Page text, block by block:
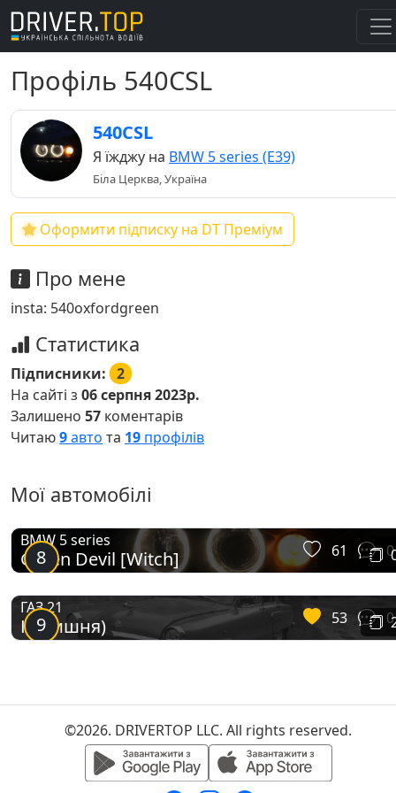
Профіль 540CSL
540CSL
Я їжджу на BMW 5 series (E39)
Біла Церква, Україна
Оформити підписку на DT Преміум
Про мене
insta: 540oxfordgreen
Статистика
Підписники: 2
На сайті з 06 серпня 2023р.
Залишено 57 коментарів
Читаю9авто та 19 профілів
Мої автомобілі
8
BMW 5 series
Green Devil [Witch] 61 0
9
ГАЗ 21
Колишня) 53 0
©2026. DRIVERTOP LLC. All rights reserved.